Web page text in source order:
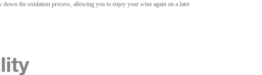
the oxidation process, allowing you to enjoy your wine again on a later